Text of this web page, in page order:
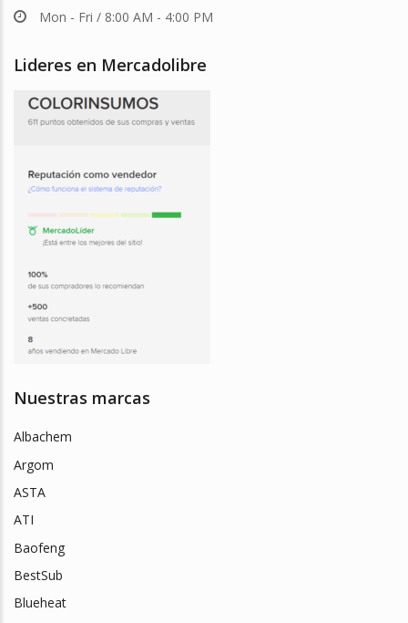
Mon - Fri / 8:00 AM - 4:00 PM
Lideres en Mercadolibre
Nuestras marcas
Albachem
Argom
ASTA
ATI
Baofeng
BestSub
Blueheat